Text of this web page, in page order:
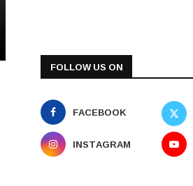
FOLLOW US ON
FACEBOOK
INSTAGRAM